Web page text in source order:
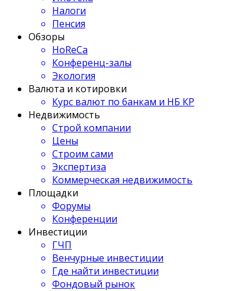
Налоги
Пенсия
Обзоры
HoReCa
Конференц-залы
Экология
Валюта и котировки
Курс валют по банкам и НБ КР
Недвижимость
Строй компании
Цены
Строим сами
Экспертиза
Коммерческая недвижимость
Площадки
Форумы
Конференции
Инвестиции
ГЧП
Венчурные инвестиции
Где найти инвестиции
Фондовый рынок